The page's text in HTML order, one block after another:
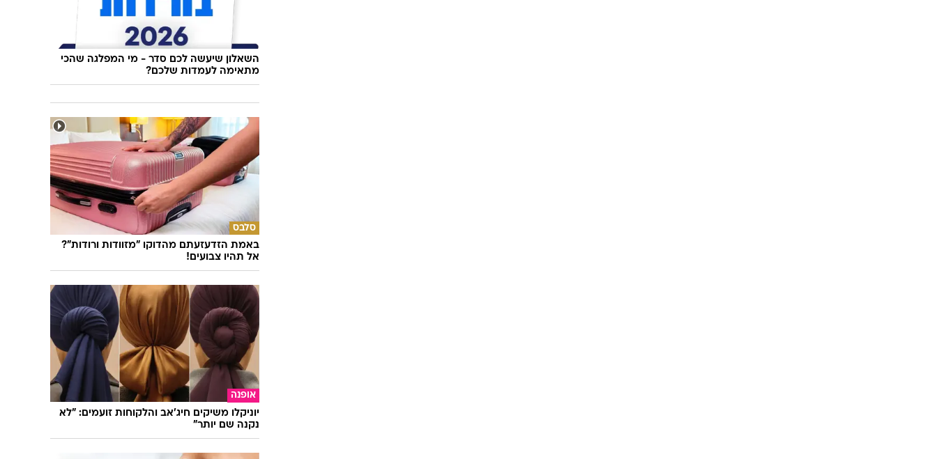
השאלון שיעשה לכם סדר - מי המפלגה שהכי
מתאימה לעמדות שלכם?
סלבס
באמת הזדעזעתם מהדוקו "מזוודות ורודות"?
אל תהיו צבועים!
אופנה
יוניקלו משיקים חיג'אב והלקוחות זועמים: "לא
נקנה שם יותר"